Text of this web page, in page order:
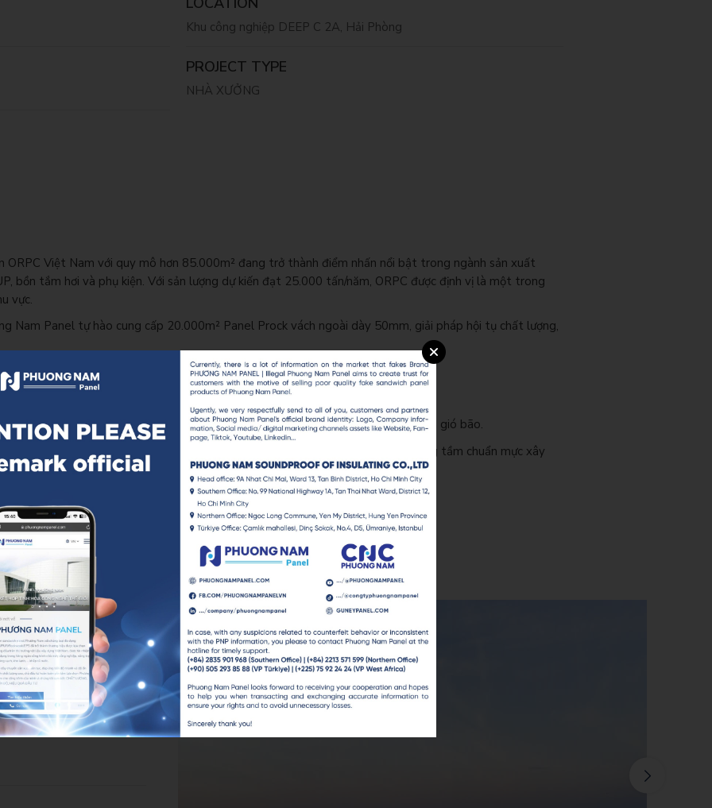
Khu công nghiệp DEEP C 2A, Hải Phòng
PROJECT TYPE
NHÀ XƯỞNG
ORPC Việt Nam với quy mô hơn 85.000m² đang trở thành điểm nhấn nổi bật trong ngành sản xuất
bồn tắm hơi và phụ kiện. Với sản lượng dự kiến đạt 25.000 tấn/năm, ORPC được định vị là một trong
vực.
Nam Panel tự hào cung cấp 20.000m² Panel Prock vách ngoài dày 50mm, giải pháp hội tụ chất lượng,
bền đẹp, chống oxy hóa, thích ứng tốt với môi trường biển khắc nghiệt.
năng cách nhiệt, chống cháy, cách âm hiệu quả nhờ mật độ cao.
lớn: Tăng độ cứng vững, bảo đảm an toàn công trình ngay cả trong điều kiện gió bão.
chỉ mang lại giải pháp vật liệu xanh, an toàn, thẩm mỹ, mà còn góp phần nâng tầm chuẩn mực xây
OTHER PROJECT